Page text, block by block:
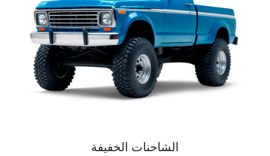
الشاحنات الخفيفة